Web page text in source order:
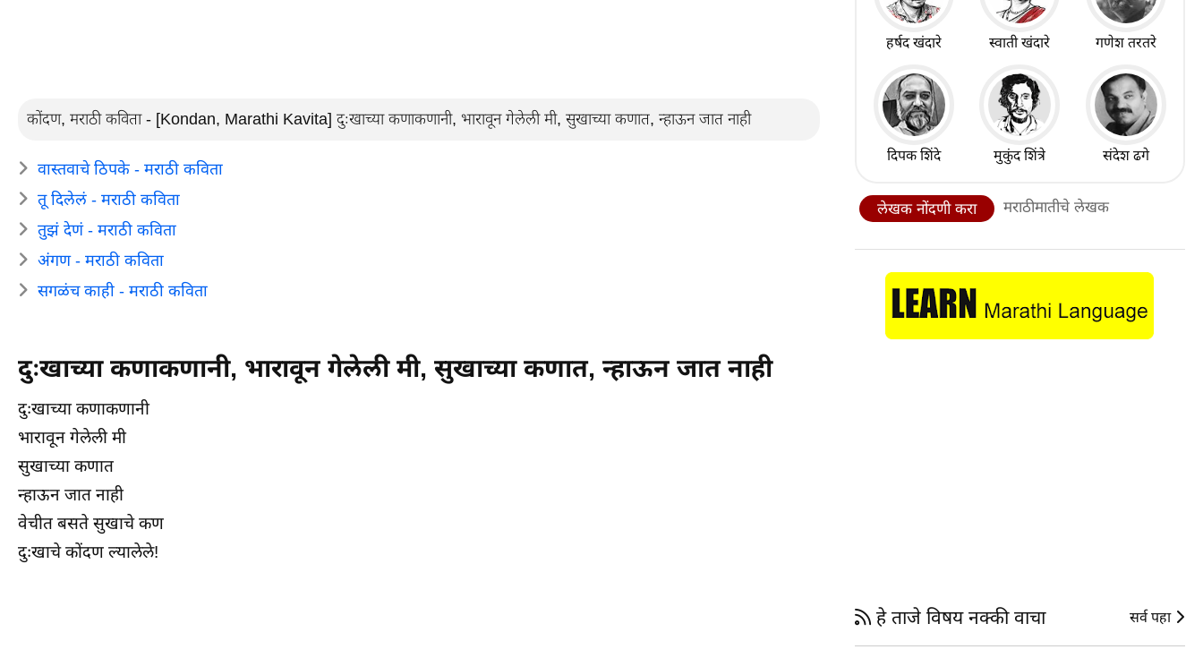
कोंदण, मराठी कविता - [Kondan, Marathi Kavita] दुःखाच्या कणाकणानी, भारावून गेलेली मी, सुखाच्या कणात, न्हाऊन जात नाही
वास्तवाचे ठिपके - मराठी कविता
तू दिलेलं - मराठी कविता
तुझं देणं - मराठी कविता
अंगण - मराठी कविता
सगळंच काही - मराठी कविता
दुःखाच्या कणाकणानी, भारावून गेलेली मी, सुखाच्या कणात, न्हाऊन जात नाही
दुःखाच्या कणाकणानी
भारावून गेलेली मी
सुखाच्या कणात
न्हाऊन जात नाही
वेचीत बसते सुखाचे कण
दुःखाचे कोंदण ल्यालेले!
हर्षद खंदारे स्वाती खंदारे गणेश तरतरे
दिपक शिंदे मुकुंद शिंत्रे संदेश ढगे
लेखक नोंदणी करा मराठीमातीचे लेखक
हे ताजे विषय नक्की वाचा सर्व पहा